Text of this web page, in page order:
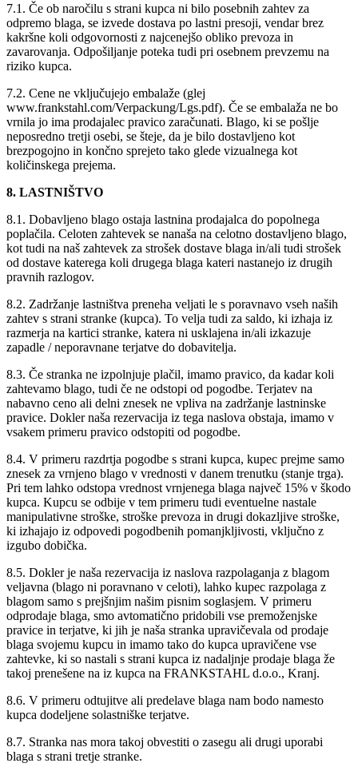
7.1. Če ob naročilu s strani kupca ni bilo posebnih zahtev za
odpremo blaga, se izvede dostava po lastni presoji, vendar brez
kakršne koli odgovornosti z najcenejšo obliko prevoza in
zavarovanja. Odpošiljanje poteka tudi pri osebnem prevzemu na
riziko kupca.
7.2. Cene ne vključujejo embalaže (glej
www.frankstahl.com/Verpackung/Lgs.pdf). Če se embalaža ne bo
vrnila jo ima prodajalec pravico zaračunati. Blago, ki se pošlje
neposredno tretji osebi, se šteje, da je bilo dostavljeno kot
brezpogojno in končno sprejeto tako glede vizualnega kot
količinskega prejema.
8. LASTNIŠTVO
8.1. Dobavljeno blago ostaja lastnina prodajalca do popolnega
poplačila. Celoten zahtevek se nanaša na celotno dostavljeno blago,
kot tudi na naš zahtevek za strošek dostave blaga in/ali tudi strošek
od dostave katerega koli drugega blaga kateri nastanejo iz drugih
pravnih razlogov.
8.2. Zadržanje lastništva preneha veljati le s poravnavo vseh naših
zahtev s strani stranke (kupca). To velja tudi za saldo, ki izhaja iz
razmerja na kartici stranke, katera ni usklajena in/ali izkazuje
zapadle / neporavnane terjatve do dobavitelja.
8.3. Če stranka ne izpolnjuje plačil, imamo pravico, da kadar koli
zahtevamo blago, tudi če ne odstopi od pogodbe. Terjatev na
nabavno ceno ali delni znesek ne vpliva na zadržanje lastninske
pravice. Dokler naša rezervacija iz tega naslova obstaja, imamo v
vsakem primeru pravico odstopiti od pogodbe.
8.4. V primeru razdrtja pogodbe s strani kupca, kupec prejme samo
znesek za vrnjeno blago v vrednosti v danem trenutku (stanje trga).
Pri tem lahko odstopa vrednost vrnjenega blaga največ 15% v škodo
kupca. Kupcu se odbije v tem primeru tudi eventuelne nastale
manipulativne stroške, stroške prevoza in drugi dokazljive stroške,
ki izhajajo iz odpovedi pogodbenih pomanjkljivosti, vključno z
izgubo dobička.
8.5. Dokler je naša rezervacija iz naslova razpolaganja z blagom
veljavna (blago ni poravnano v celoti), lahko kupec razpolaga z
blagom samo s prejšnjim našim pisnim soglasjem. V primeru
odprodaje blaga, smo avtomatično pridobili vse premoženjske
pravice in terjatve, ki jih je naša stranka upravičevala od prodaje
blaga svojemu kupcu in imamo tako do kupca upravičene vse
zahtevke, ki so nastali s strani kupca iz nadaljnje prodaje blaga že
takoj prenešene na iz kupca na FRANKSTAHL d.o.o., Kranj.
8.6. V primeru odtujitve ali predelave blaga nam bodo namesto
kupca dodeljene solastniške terjatve.
8.7. Stranka nas mora takoj obvestiti o zasegu ali drugi uporabi
blaga s strani tretje stranke.